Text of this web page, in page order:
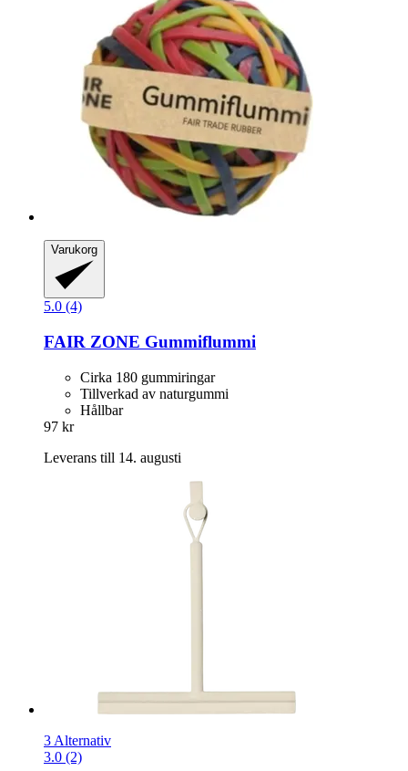
Varukorg
5.0 (4)
FAIR ZONE Gummiflummi
Cirka 180 gummiringar
Tillverkad av naturgummi
Hållbar
97 kr
Leverans till 14. augusti
3 Alternativ
3.0 (2)